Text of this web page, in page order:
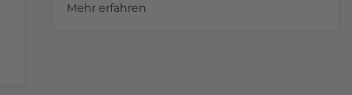
Mehr erfahren